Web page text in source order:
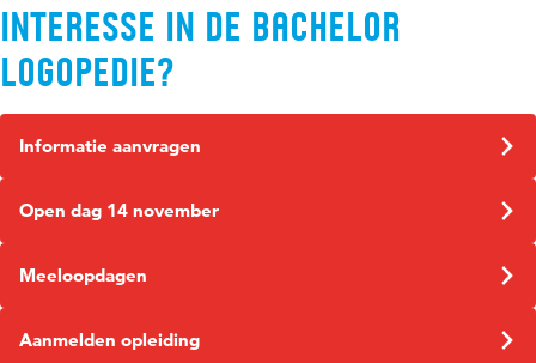
Interesse in de bachelor
Logopedie?
Informatie aanvragen
Open dag 14 november
Meeloopdagen
Aanmelden opleiding